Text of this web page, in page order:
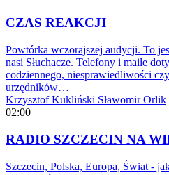
CZAS REAKCJI
Powtórka wczorajszej audycji. To
nasi Słuchacze. Telefony i maile
codziennego, niesprawiedliwości
urzędników…
Krzysztof Kukliński Sławomir Orlik
02:00
RADIO SZCZECIN NA
Szczecin, Polska, Europa, Świat -